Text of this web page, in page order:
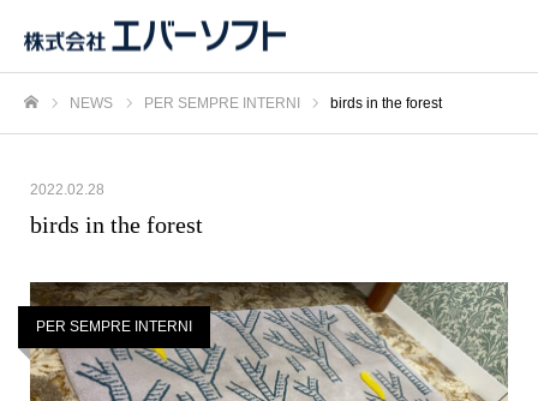
NEWS PER SEMPRE INTERNI birds in the forest
2022.02.28
birds in the forest
PER SEMPRE INTERNI